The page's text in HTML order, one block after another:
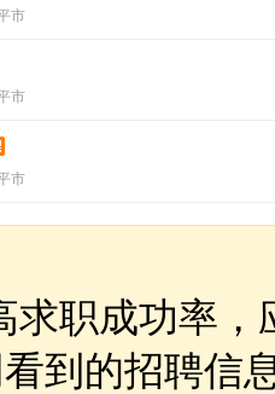
市
市
市
职成功率，
到的招聘信